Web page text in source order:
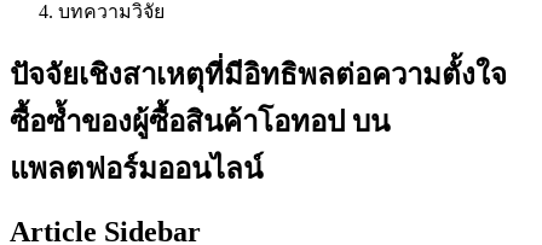
บทความวิจัย
ปัจจัยเชิงสาเหตุที่มีอิทธิพลต่อความตั้งใจ
ซื้อซ้ำของผู้ซื้อสินค้าโอทอป บน
แพลตฟอร์มออนไลน์
Article Sidebar